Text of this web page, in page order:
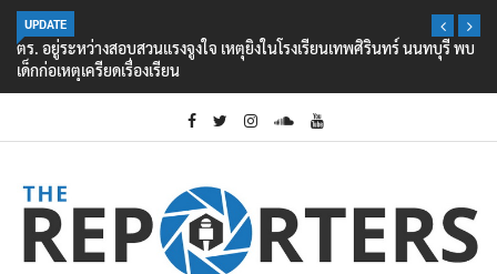
UPDATE
ตร. อยู่ระหว่างสอบสวนแรงจูงใจ เหตุยิงในโรงเรียนเทพศิรินทร์ นนทบุรี พบ
เด็กก่อเหตุเครียดเรื่องเรียน